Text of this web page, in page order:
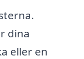
dina
eller en